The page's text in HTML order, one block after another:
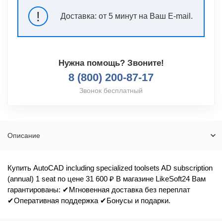
! Доставка: от 5 минут на Ваш E-mail.
Нужна помощь? Звоните!
8 (800) 200-87-17
Звонок бесплатный
Описание
Купить AutoCAD including specialized toolsets AD subscription
(annual) 1 seat по цене 31 600 ₽ В магазине LikeSoft24 Вам
гарантированы: ✔Мгновенная доставка без переплат
✔Оперативная поддержка ✔Бонусы и подарки.